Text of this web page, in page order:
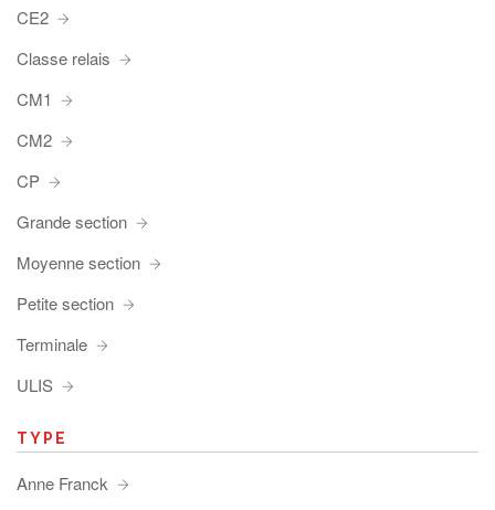
CE2
Classe relais
CM1
CM2
CP
Grande section
Moyenne section
Petite section
Terminale
ULIS
TYPE
Anne Franck